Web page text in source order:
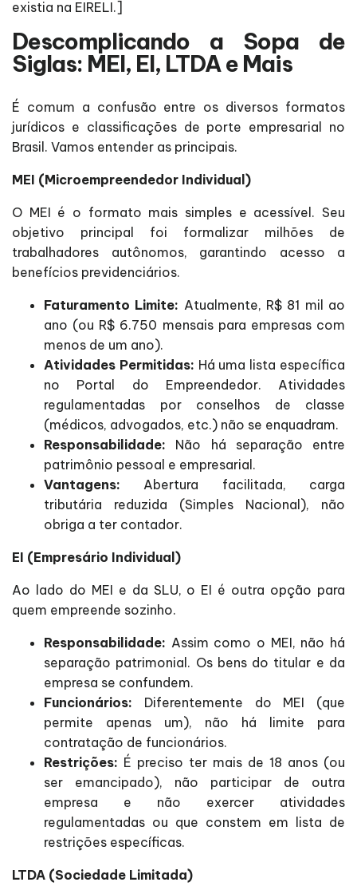
existia na EIRELI.]
Descomplicando a Sopa de
Siglas: MEI, EI, LTDA e Mais
É comum a confusão entre os diversos formatos
jurídicos e classificações de porte empresarial no
Brasil. Vamos entender as principais.
MEI (Microempreendedor Individual)
O MEI é o formato mais simples e acessível. Seu
objetivo principal foi formalizar milhões de
trabalhadores autônomos, garantindo acesso a
benefícios previdenciários.
Faturamento Limite: Atualmente, R$ 81 mil ao
ano (ou R$ 6.750 mensais para empresas com
menos de um ano).
Atividades Permitidas: Há uma lista específica
no Portal do Empreendedor. Atividades
regulamentadas por conselhos de classe
(médicos, advogados, etc.) não se enquadram.
Responsabilidade: Não há separação entre
patrimônio pessoal e empresarial.
Vantagens: Abertura facilitada, carga
tributária reduzida (Simples Nacional), não
obriga a ter contador.
EI (Empresário Individual)
Ao lado do MEI e da SLU, o EI é outra opção para
quem empreende sozinho.
Responsabilidade: Assim como o MEI, não há
separação patrimonial. Os bens do titular e da
empresa se confundem.
Funcionários: Diferentemente do MEI (que
permite apenas um), não há limite para
contratação de funcionários.
Restrições: É preciso ter mais de 18 anos (ou
ser emancipado), não participar de outra
empresa e não exercer atividades
regulamentadas ou que constem em lista de
restrições específicas.
LTDA (Sociedade Limitada)